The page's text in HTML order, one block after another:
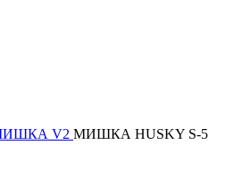
V2 МИШКА HUSKY S-5